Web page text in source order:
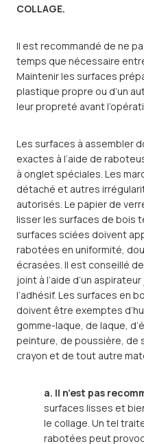
COLLAGE.
Il est recommandé de ne
temps que nécessaire
Maintenir les surfaces
plastique propre ou d’un
leur propreté avant
Les surfaces à assembler
exactes à l’aide de
à onglet spéciales. Les
détaché et autres
autorisés. Le papier de
lisser les surfaces de bois
surfaces sciées doivent
rabotées en uniformité,
écrasées. Il est conseillé
joint à l’aide d’un
l’adhésif. Les surfaces en
doivent être exemptes
gomme-laque, de laque,
peinture, de poussière, de
crayon et de tout autre
a. Il n’est pas
surfaces lisses et
le collage. Un tel
rabotées peut